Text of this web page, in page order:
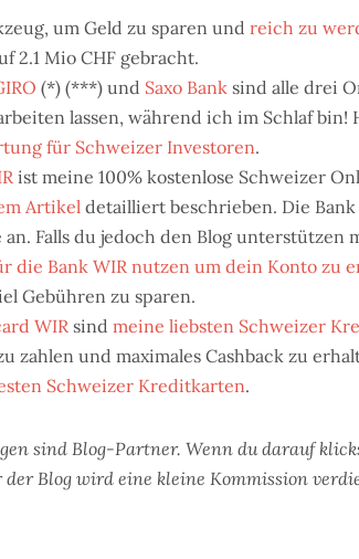
um Geld zu sparen und reich zu
2.1 Mio CHF gebracht.
(*) (***) und Saxo Bank sind alle drei
lassen, während ich im Schlaf bin!
für Schweizer Investoren.
ist meine 100% kostenlose Schweizer
Artikeldetailliert beschrieben. Die
Falls du jedoch den Blog unterstützen
die Bank WIR nutzen um dein Konto zu
Gebühren zu sparen.
WIR sind meine liebsten Schweizer
zahlen und maximales Cashback zu
Schweizer Kreditkarten.
sind Blog-Partner. Wenn du darauf
Blog wird eine kleine Kommission